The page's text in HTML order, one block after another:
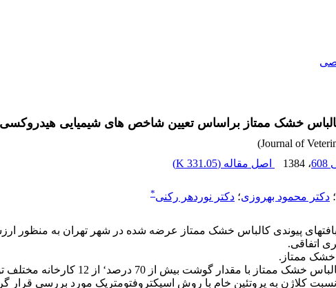
خشک ممتاز براساس تعیین شاخص های شیمیایی هیدروکسی
، 1384 اصل مقاله (331.05 K
)
؛ دکتر محمود بهروزی؛ دکتر نوردهر رکنی*
پیوندی کالباس خشک ممتاز عرضه شده در شهر تهران به منظور
اتفاقی.
روش: در این مطالعه تعداد 60
کلاژن به پروتئین خام با روش اسپکتروفتومتریک مورد بررسی قرار